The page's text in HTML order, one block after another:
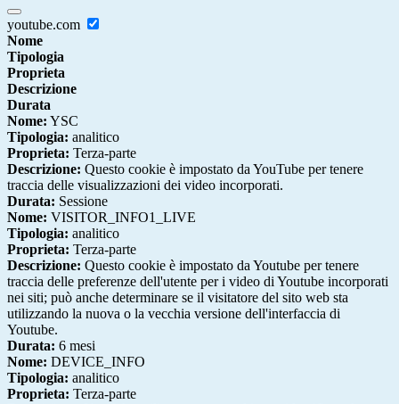
youtube.com
Nome
Tipologia
Proprieta
Descrizione
Durata
Nome: YSC
Tipologia: analitico
Proprieta: Terza-parte
Descrizione: Questo cookie è impostato da YouTube per tenere
traccia delle visualizzazioni dei video incorporati.
Durata: Sessione
Nome: VISITOR_INFO1_LIVE
Tipologia: analitico
Proprieta: Terza-parte
Descrizione: Questo cookie è impostato da Youtube per tenere
traccia delle preferenze dell'utente per i video di Youtube incorporati
nei siti; può anche determinare se il visitatore del sito web sta
utilizzando la nuova o la vecchia versione dell'interfaccia di
Youtube.
Durata: 6 mesi
Nome: DEVICE_INFO
Tipologia: analitico
Proprieta: Terza-parte